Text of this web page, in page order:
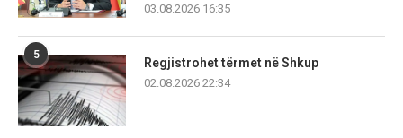
03.08.2026 16:35
5
Regjistrohet tërmet në Shkup
02.08.2026 22:34